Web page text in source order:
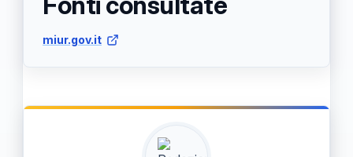
trasparenza nel processo di
assegnazione, per garantire equità e
miur.gov.it